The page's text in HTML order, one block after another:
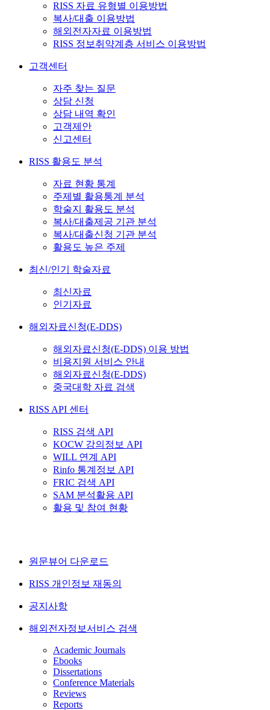
RISS 자료 유형별 이용방법
복사/대출 이용방법
해외전자자료 이용방법
RISS 정보취약계층 서비스 이용방법
고객센터
자주 찾는 질문
상담 신청
상담 내역 확인
고객제안
신고센터
RISS 활용도 분석
자료 현황 통계
주제별 활용통계 분석
학술지 활용도 분석
복사/대출제공 기관 분석
복사/대출신청 기관 분석
활용도 높은 주제
최신/인기 학술자료
최신자료
인기자료
해외자료신청(E-DDS)
해외자료신청(E-DDS) 이용 방법
비용지원 서비스 안내
해외자료신청(E-DDS)
중국대학 자료 검색
RISS API 센터
RISS 검색 API
KOCW 강의정보 API
WILL 연계 API
Rinfo 통계정보 API
FRIC 검색 API
SAM 분석활용 API
활용 및 참여 현황
원문뷰어 다운로드
RISS 개인정보 재동의
공지사항
해외전자정보서비스 검색
Academic Journals
Ebooks
Dissertations
Conference Materials
Reviews
Reports